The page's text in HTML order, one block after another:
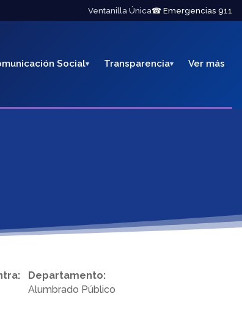
Ventanilla Única☎ Emergencias 911
Social Transparencia Ver más
Departamento:
Alumbrado Público